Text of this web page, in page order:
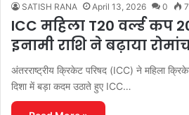
SATISH RANA April 13, 2026 0 7
ICC महिला T20 वर्ल्ड कप
इनामी राशि ने बढ़ाया
अंतरराष्ट्रीय क्रिकेट परिषद (ICC) ने महिला
दिशा में बड़ा कदम उठाते हुए ICC…